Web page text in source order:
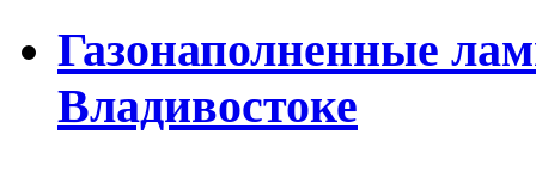
Газонаполненные
Владивостоке